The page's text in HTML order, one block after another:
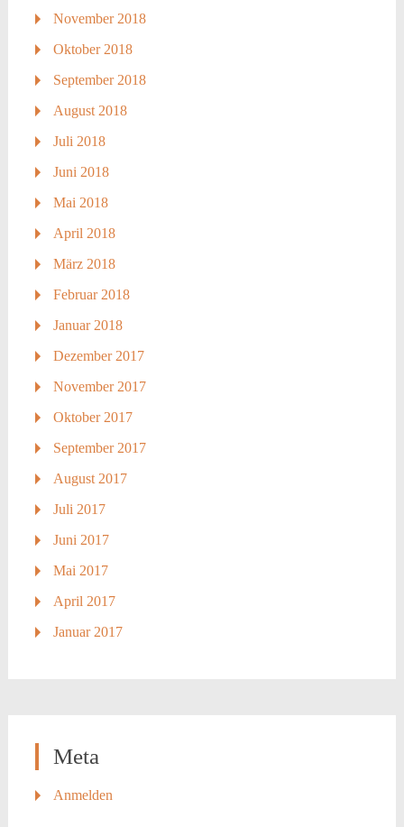
November 2018
Oktober 2018
September 2018
August 2018
Juli 2018
Juni 2018
Mai 2018
April 2018
März 2018
Februar 2018
Januar 2018
Dezember 2017
November 2017
Oktober 2017
September 2017
August 2017
Juli 2017
Juni 2017
Mai 2017
April 2017
Januar 2017
Meta
Anmelden